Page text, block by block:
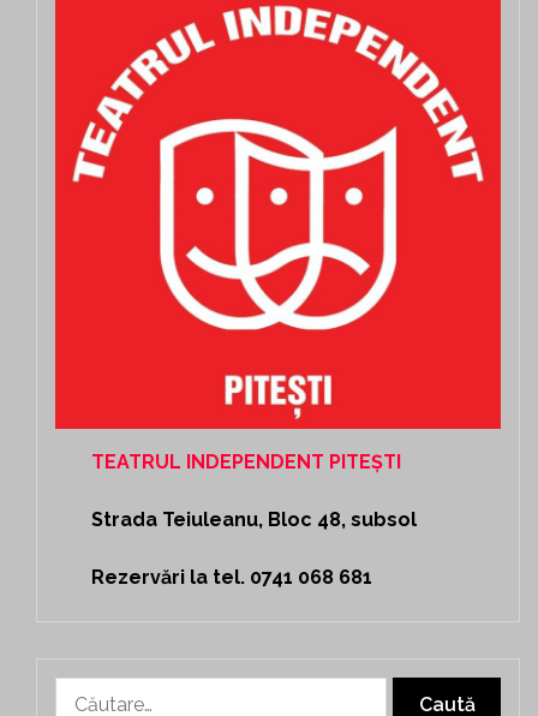
TEATRUL INDEPENDENT PITEȘTI
Strada Teiuleanu, Bloc 48, subsol
Rezervări la tel. 0741 068 681